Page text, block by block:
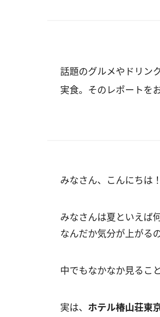
話題のグルメやドリン
実食。そのレポートを
みなさん、こんにちは
みなさんは夏といえば
なんだか気分が上がる
中でもなかなか見るこ
実は、 ホテル椿山荘東